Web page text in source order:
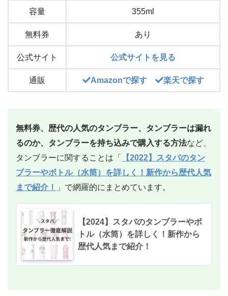
容量 355ml
無料券 あり
公式サイト 公式サイトを見る
通販 Amazonで探す 楽天で探す
無料券、歴代の人気のタンブラー、タンブラーは漏れ
るのか、タンブラーを持ち込みで購入する方法など、
タンブラーに関することは「
【2022】スタバのタン
ブラーやボトル（水筒）を詳しく！新作から歴代人気
まで紹介！
」で網羅的にまとめています。
【2024】スタバのタンブラーやボ
トル（水筒）を詳しく！新作から
歴代人気まで紹介！